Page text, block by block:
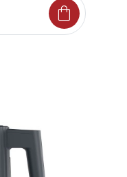
shopping_bag